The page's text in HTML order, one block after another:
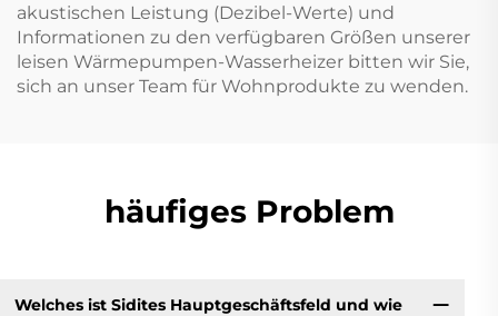
akustischen Leistung (Dezibel-Werte) und
Informationen zu den verfügbaren Größen unserer
leisen Wärmepumpen-Wasserheizer bitten wir Sie,
sich an unser Team für Wohnprodukte zu wenden.
häufiges Problem
Welches ist Sidites Hauptgeschäftsfeld und wie